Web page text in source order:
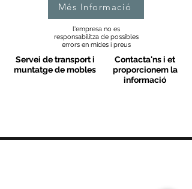
Més Informació
l'empresa no es
responsabilitza de possibles
errors en mides i preus
Servei de transport i
muntatge de mobles
Contacta'ns i et
proporcionem la
informació